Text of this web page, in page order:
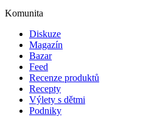
Komunita
Diskuze
Magazín
Bazar
Feed
Recenze produktů
Recepty
Výlety s dětmi
Podniky